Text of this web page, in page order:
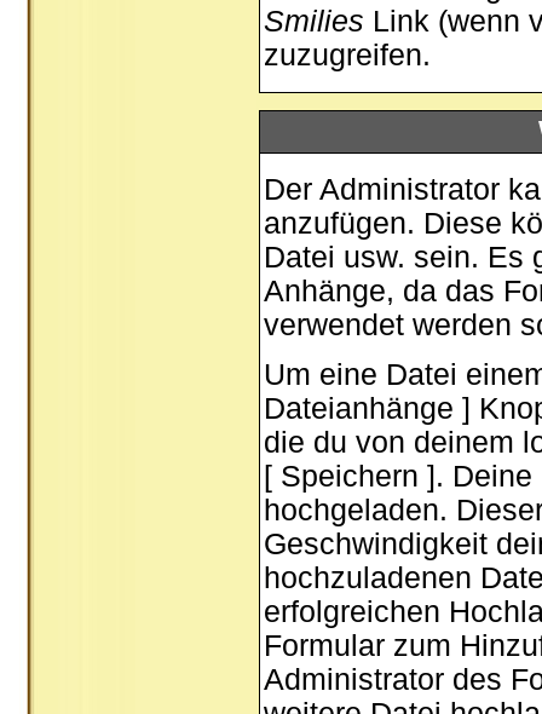
Smilies Link (wenn
zuzugreifen.
Der Administrator
anzufügen. Diese
Datei usw. sein. Es
Anhänge, da das
verwendet werden
Um eine Datei
Dateianhänge ]
die du von deinem
[ Speichern ].
hochgeladen.
Geschwindigkeit
hochzuladenen
erfolgreichen
Formular zum
Administrator des